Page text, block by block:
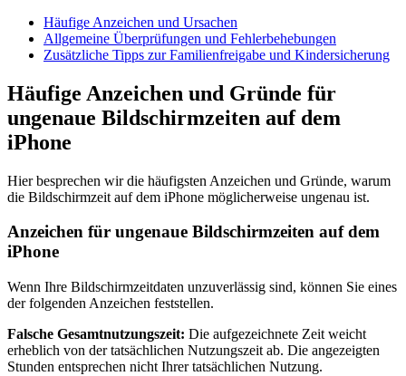
Häufige Anzeichen und Ursachen
Allgemeine Überprüfungen und Fehlerbehebungen
Zusätzliche Tipps zur Familienfreigabe und Kindersicherung
Häufige Anzeichen und Gründe für
ungenaue Bildschirmzeiten auf dem
iPhone
Hier besprechen wir die häufigsten Anzeichen und Gründe, warum
die Bildschirmzeit auf dem iPhone möglicherweise ungenau ist.
Anzeichen für ungenaue Bildschirmzeiten auf dem
iPhone
Wenn Ihre Bildschirmzeitdaten unzuverlässig sind, können Sie eines
der folgenden Anzeichen feststellen.
Falsche Gesamtnutzungszeit: Die aufgezeichnete Zeit weicht
erheblich von der tatsächlichen Nutzungszeit ab. Die angezeigten
Stunden entsprechen nicht Ihrer tatsächlichen Nutzung.